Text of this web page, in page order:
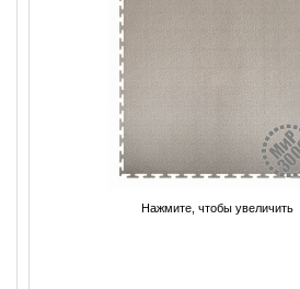
Нажмите, чтобы увеличить